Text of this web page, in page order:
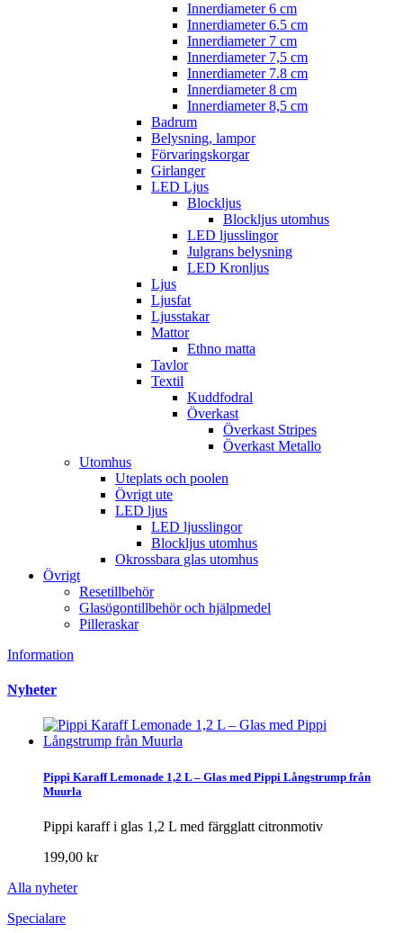
Innerdiameter 6 cm
Innerdiameter 6.5 cm
Innerdiameter 7 cm
Innerdiameter 7,5 cm
Innerdiameter 7.8 cm
Innerdiameter 8 cm
Innerdiameter 8,5 cm
Badrum
Belysning, lampor
Förvaringskorgar
Girlanger
LED Ljus
Blockljus
Blockljus utomhus
LED ljusslingor
Julgrans belysning
LED Kronljus
Ljus
Ljusfat
Ljusstakar
Mattor
Ethno matta
Tavlor
Textil
Kuddfodral
Överkast
Överkast Stripes
Överkast Metallo
Utomhus
Uteplats och poolen
Övrigt ute
LED ljus
LED ljusslingor
Blockljus utomhus
Okrossbara glas utomhus
Övrigt
Resetillbehör
Glasögontillbehör och hjälpmedel
Pilleraskar
Information
Nyheter
Pippi Karaff Lemonade 1,2 L – Glas med Pippi Långstrump från
Muurla
Pippi karaff i glas 1,2 L med färgglatt citronmotiv
199,00 kr
Alla nyheter
Specialare